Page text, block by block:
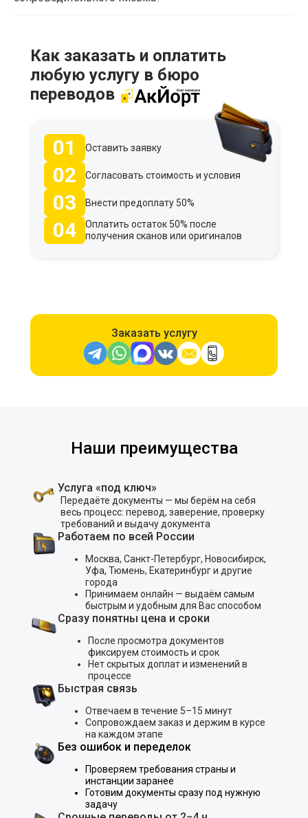
Как заказать и оплатить
любую услугу в бюро
переводов
01 Оставить заявку
02 Согласовать стоимость и условия
03 Внести предоплату 50%
04
Оплатить остаток 50% после
получения сканов или оригиналов
Заказать услугу
Наши преимущества
Услуга «под ключ»
Передаёте документы — мы берём на себя
весь процесс: перевод, заверение, проверку
требований и выдачу документа
Работаем по всей России
Москва, Санкт-Петербург, Новосибирск,
Уфа, Тюмень, Екатеринбург и другие
города
Принимаем онлайн — выдаём самым
быстрым и удобным для Вас способом
Сразу понятны цена и сроки
После просмотра документов
фиксируем стоимость и срок
Нет скрытых доплат и изменений в
процессе
Быстрая связь
Отвечаем в течение 5–15 минут
Сопровождаем заказ и держим в курсе
на каждом этапе
Без ошибок и переделок
Проверяем требования страны и
инстанции заранее
Готовим документы сразу под нужную
задачу